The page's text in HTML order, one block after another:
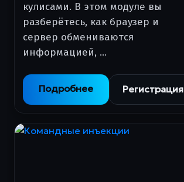
кулисами. В этом модуле вы
разберётесь, как браузер и
сервер обмениваются
информацией, …
Подробнее Регистрация